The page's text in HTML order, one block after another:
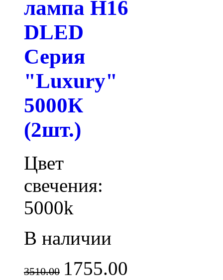
лампа H16
DLED
Серия
"Luxury"
5000К
(2шт.)
Цвет
свечения:
5000k
В наличии
3510.00 1755.00